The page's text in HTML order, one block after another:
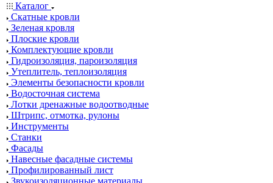
Каталог
Скатные кровли
Зеленая кровля
Плоские кровли
Комплектующие кровли
Гидроизоляция, пароизоляция
Утеплитель, теплоизоляция
Элементы безопасности кровли
Водосточная система
Лотки дренажные водоотводные
Штрипс, отмотка, рулоны
Инструменты
Станки
Фасады
Навесные фасадные системы
Профилированный лист
Звукоизоляционные материалы